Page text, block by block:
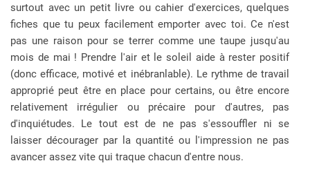
surtout avec un petit livre ou cahier d'exercices, quelques
fiches que tu peux facilement emporter avec toi. Ce n'est
pas une raison pour se terrer comme une taupe jusqu'au
mois de mai ! Prendre l'air et le soleil aide à rester positif
(donc efficace, motivé et inébranlable). Le rythme de travail
approprié peut être en place pour certains, ou être encore
relativement irrégulier ou précaire pour d'autres, pas
d'inquiétudes. Le tout est de ne pas s'essouffler ni se
laisser décourager par la quantité ou l'impression ne pas
avancer assez vite qui traque chacun d'entre nous.